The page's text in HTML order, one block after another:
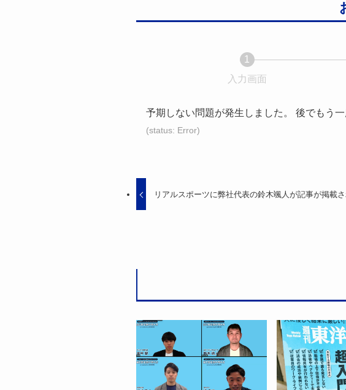
1
入力画面
表
る
予期しない問題が発生しました。 後でもう
(status: Error)
リアルスポーツに弊社代表の鈴木颯人が記事が掲載